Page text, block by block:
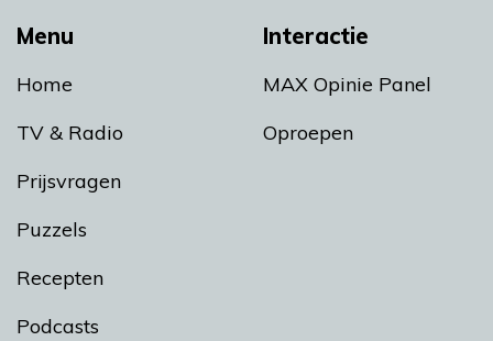
Menu
Home
TV & Radio
Prijsvragen
Puzzels
Recepten
Podcasts
Interactie
MAX Opinie Panel
Oproepen